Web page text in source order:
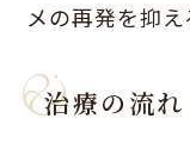
メの再発を抑え
治療の流れ